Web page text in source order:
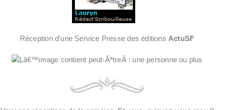
Réception d'une Service Presse des éditions ActuSF